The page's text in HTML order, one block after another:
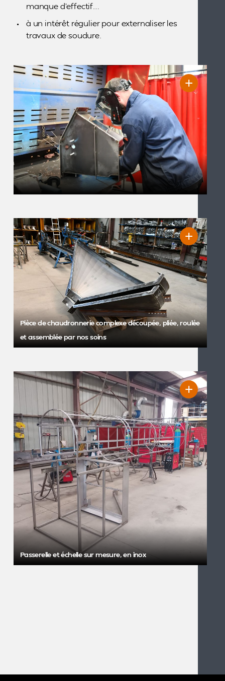
manque d’effectif…
à un intérêt régulier pour externaliser les
travaux de soudure.
Pièce de chaudronnerie complexe découpée, pliée, roulée
et assemblée par nos soins
Passerelle et échelle sur mesure, en inox